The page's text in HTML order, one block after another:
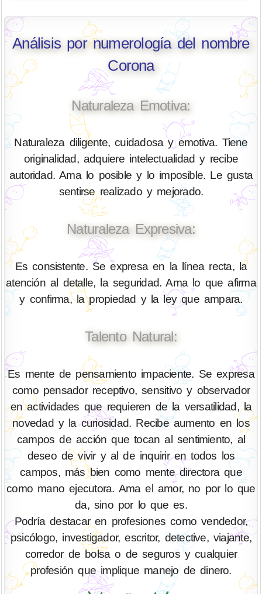
Análisis por numerología del nombre
Corona
Naturaleza Emotiva:
Naturaleza diligente, cuidadosa y emotiva. Tiene
originalidad, adquiere intelectualidad y recibe
autoridad. Ama lo posible y lo imposible. Le gusta
sentirse realizado y mejorado.
Naturaleza Expresiva:
Es consistente. Se expresa en la línea recta, la
atención al detalle, la seguridad. Ama lo que afirma
y confirma, la propiedad y la ley que ampara.
Talento Natural:
Es mente de pensamiento impaciente. Se expresa
como pensador receptivo, sensitivo y observador
en actividades que requieren de la versatilidad, la
novedad y la curiosidad. Recibe aumento en los
campos de acción que tocan al sentimiento, al
deseo de vivir y al de inquirir en todos los
campos, más bien como mente directora que
como mano ejecutora. Ama el amor, no por lo que
da, sino por lo que es.
Podría destacar en profesiones como vendedor,
psicólogo, investigador, escritor, detective, viajante,
corredor de bolsa o de seguros y cualquier
profesión que implique manejo de dinero.